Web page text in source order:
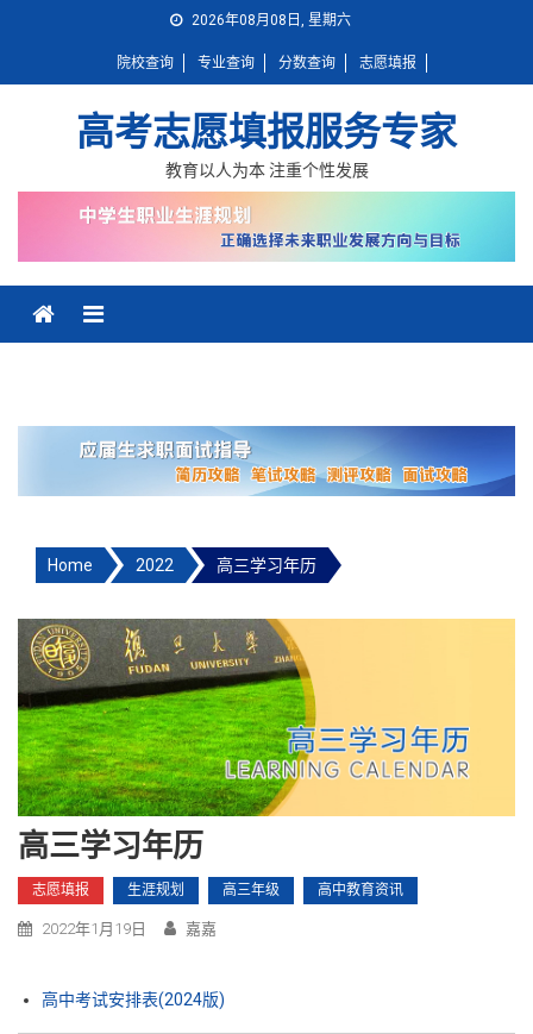
2026年08月08日, 星期六
院校查询 专业查询 分数查询 志愿填报
高考志愿填报服务专家
教育以人为本 注重个性发展
Home 2022 高三学习年历
高三学习年历
志愿填报 生涯规划 高三年级 高中教育资讯
2022年1月19日 嘉嘉
高中考试安排表(2024版)